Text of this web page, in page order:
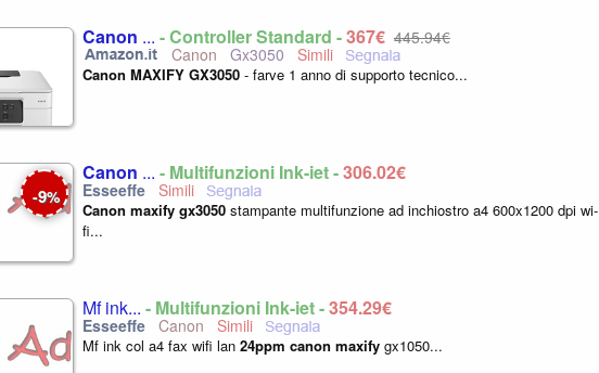
Canon ... - Controller Standard -367€ 445,94€
Canon
Gx3050
Canon MAXIFY GX3050 - farve 1 anno di supporto tecnico...
-9%
Canon ... - Multifunzioni Ink-jet -306,02€
Canon maxify gx3050 stampante multifunzione ad inchiostro a4 600x1200 dpi wi-
fi...
Mf ink... - Multifunzioni Ink-jet -354,29€
Canon
Mf ink col a4 fax wifi lan 24ppm canon maxify gx1050...